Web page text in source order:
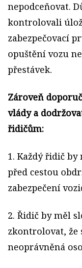
nepodceňovat.
kontrolovali
zabezpečovací
opuštění vozu
přestávek.
Zároveň
vlády a
řidičům:
1. Každý řidič
před cestou
zabezpečení
2. Řidič by měl
zkontrolovat, že
neoprávněná